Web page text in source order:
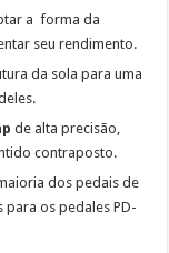
a forma da
seu rendimento.
da sola para uma
de alta precisão,
contraposto.
dos pedais de
para os pedales PD-